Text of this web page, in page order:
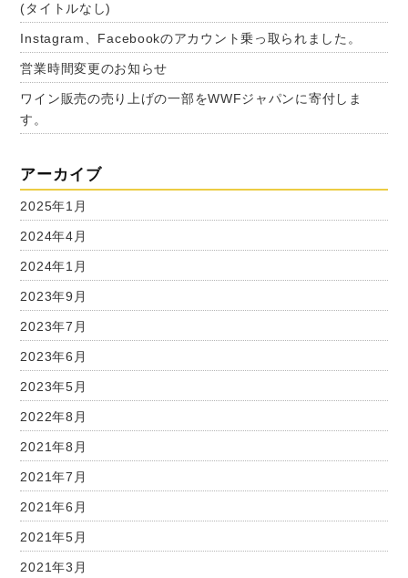
(タイトルなし)
Instagram、Facebookのアカウント乗っ取られました。
営業時間変更のお知らせ
ワイン販売の売り上げの一部をWWFジャパンに寄付しま
す。
アーカイブ
2025年1月
2024年4月
2024年1月
2023年9月
2023年7月
2023年6月
2023年5月
2022年8月
2021年8月
2021年7月
2021年6月
2021年5月
2021年3月